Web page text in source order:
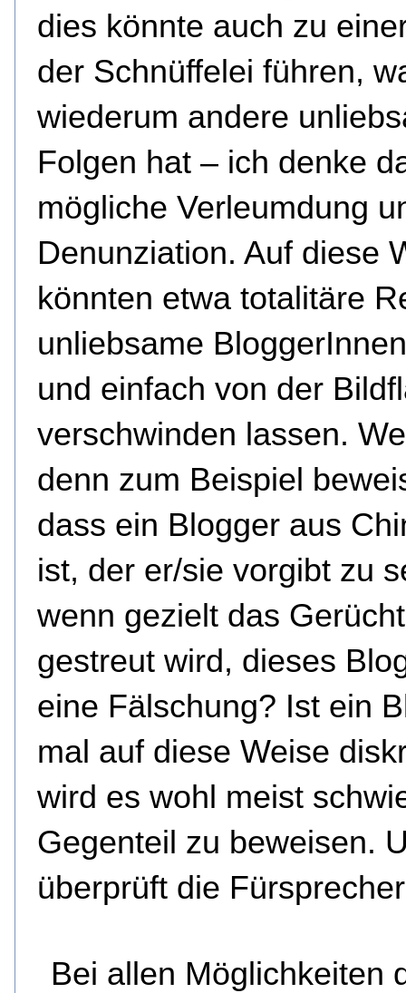
dies könnte auch zu
der Schnüffelei führen,
wiederum andere
Folgen hat – ich denke
mögliche Verleumdung
Denunziation. Auf diese
könnten etwa totalitäre
unliebsame
und einfach von der
verschwinden lassen.
denn zum Beispiel
dass ein Blogger aus
ist, der er/sie vorgibt zu
wenn gezielt das Gerücht
gestreut wird, dieses
eine Fälschung? Ist ein
mal auf diese Weise
wird es wohl meist
Gegenteil zu beweisen.
überprüft die
Bei allen Möglichkeiten